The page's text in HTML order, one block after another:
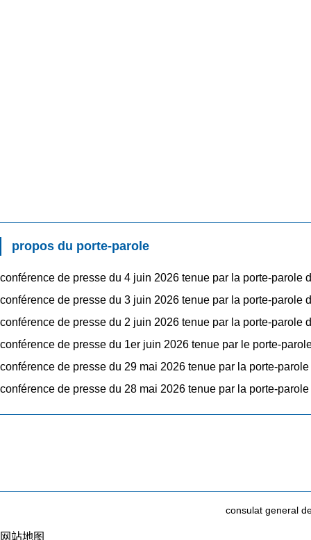
propos du porte-parole
conférence de presse du 4 juin 2026 tenue par la porte-
conférence de presse du 3 juin 2026 tenue par la porte-
conférence de presse du 2 juin 2026 tenue par la porte-
conférence de presse du 1er juin 2026 tenue par le porte-
conférence de presse du 29 mai 2026 tenue par la porte-
conférence de presse du 28 mai 2026 tenue par la porte-
consulat general
网站地图